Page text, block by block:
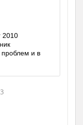
2010
проблем и в